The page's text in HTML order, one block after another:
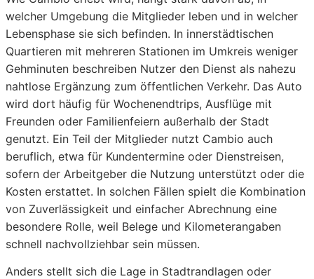
welcher Umgebung die Mitglieder leben und in welcher
Lebensphase sie sich befinden. In innerstädtischen
Quartieren mit mehreren Stationen im Umkreis weniger
Gehminuten beschreiben Nutzer den Dienst als nahezu
nahtlose Ergänzung zum öffentlichen Verkehr. Das Auto
wird dort häufig für Wochenendtrips, Ausflüge mit
Freunden oder Familienfeiern außerhalb der Stadt
genutzt. Ein Teil der Mitglieder nutzt Cambio auch
beruflich, etwa für Kundentermine oder Dienstreisen,
sofern der Arbeitgeber die Nutzung unterstützt oder die
Kosten erstattet. In solchen Fällen spielt die Kombination
von Zuverlässigkeit und einfacher Abrechnung eine
besondere Rolle, weil Belege und Kilometerangaben
schnell nachvollziehbar sein müssen.
Anders stellt sich die Lage in Stadtrandlagen oder